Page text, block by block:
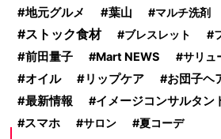
地元グルメ 葉山 マルチ洗剤
ストック食材 ブレスレット
前田量子 Mart NEWS サリュ
オイル リップケア お団子ヘ
最新情報 イメージコンサルタン
スマホ
サロン 夏コーデ